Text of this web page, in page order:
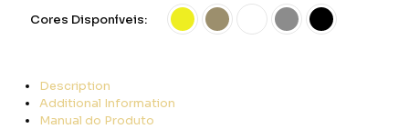
Cores Disponíveis:
Description
Additional Information
Manual do Produto